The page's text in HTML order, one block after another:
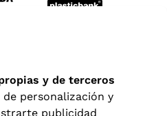
y de terceros
de personalización y
publicidad